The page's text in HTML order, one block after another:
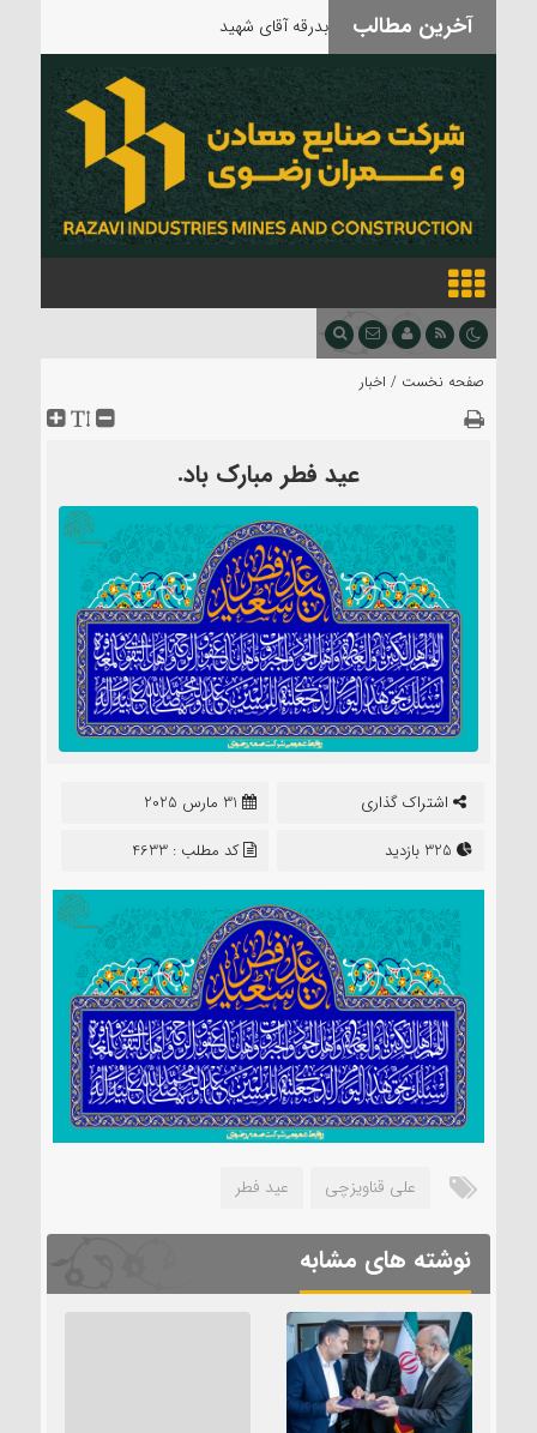
آخرین مطالب بدرقه آقای شهید
صفحه نخست / اخبار
عید فطر مبارک باد.
اشتراک گذاری
31 مارس 2025
کد مطلب : 4633
علی قناویزچی عید فطر
نوشته های مشابه